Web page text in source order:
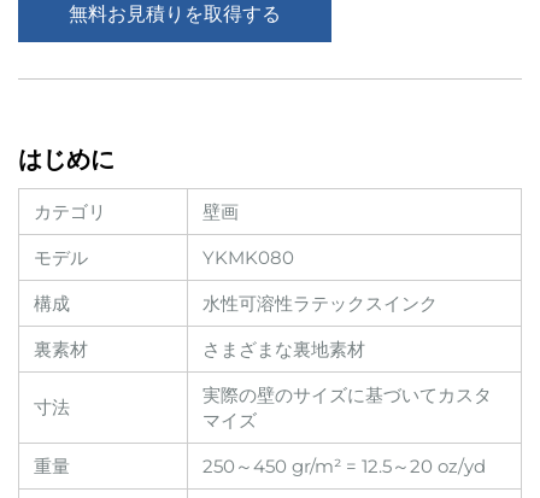
無料お見積りを取得する
はじめに
カテゴリ
壁画
モデル
YKMK080
構成
水性可溶性ラテックスインク
裏素材
さまざまな裏地素材
寸法
実際の壁のサイズに基づいてカスタ
マイズ
重量
250～450 gr/m² = 12.5～20 oz/yd